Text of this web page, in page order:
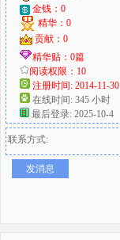
金钱：0
精华：0
贡献：0
精华贴：0篇
阅读权限：10
注册时间: 2014-11-30
在线时间: 345 小时
最后登录: 2025-10-4
联系方式:
发消息